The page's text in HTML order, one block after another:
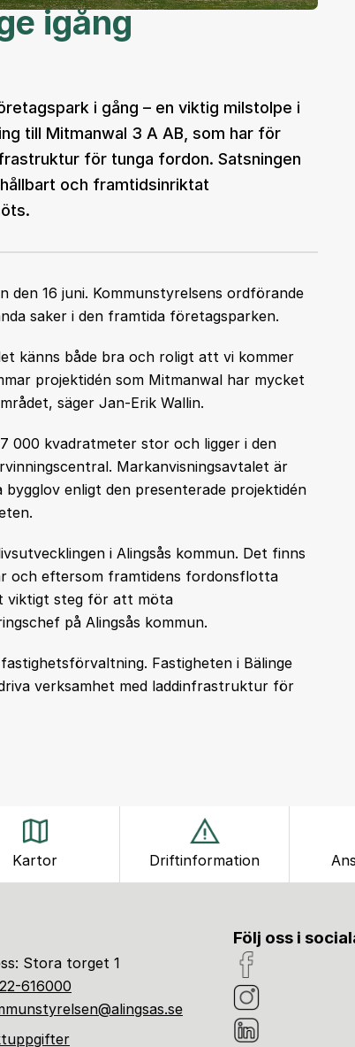
igång
i gång – en viktig milstolpe i
till Mitmanwal 3 A AB, som har för
för tunga fordon. Satsningen
och framtidsinriktat
16 juni. Kommunstyrelsens ordförande
saker i den framtida företagsparken.
känns både bra och roligt att vi kommer
projektidén som Mitmanwal har mycket
säger Jan-Erik Wallin.
000 kvadratmeter stor och ligger i den
Markanvisningsavtalet är
enligt den presenterade projektidén
i Alingsås kommun. Det finns
och eftersom framtidens fordonsflotta
viktigt steg för att möta
på Alingsås kommun.
Fastigheten i Bälinge
verksamhet med laddinfrastruktur för
Kartor Driftinformation
Stora torget 1
616000
Följ oss i